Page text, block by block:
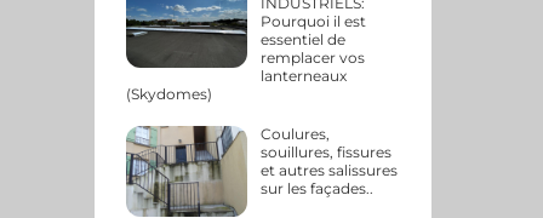
INDUSTRIELS:
Pourquoi il est
essentiel de
remplacer vos
lanterneaux
(Skydomes)
Coulures,
souillures, fissures
et autres salissures
sur les façades..